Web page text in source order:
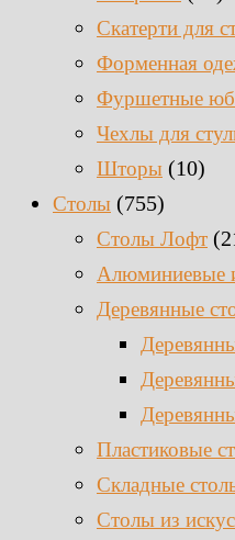
Скатерти для
Форменная
Фуршетные
Чехлы для
Шторы (10)
Столы (755)
Столы Лофт
Алюминиевые
Деревянные
Пластиковые
Складные
Столы из